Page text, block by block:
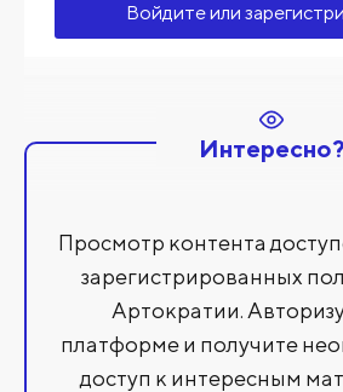
Войдите или
Интересно?
Просмотр контента
зарегистрированных
Артократии.
платформе и получите
доступ к интересным